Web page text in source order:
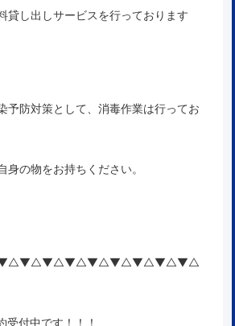
貸し出しサービスを行っております
予防対策として、消毒作業は行ってお
身の物をお持ちください。
受付中です！！！